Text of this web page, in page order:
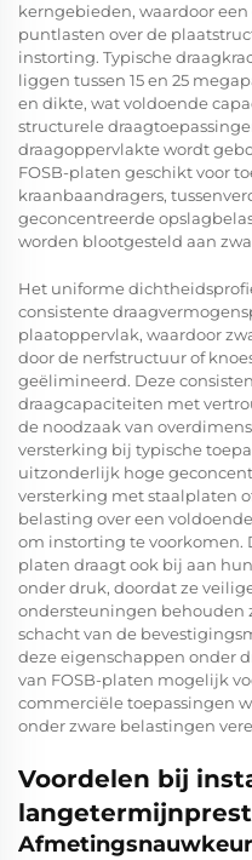
kerngebieden, waardoor
puntlasten over de
instorting. Typische
liggen tussen 15 en 25
en dikte, wat voldoende
structurele
draagoppervlakte wordt
FOSB-platen geschikt voor
kraanbaandragers,
geconcentreerde
worden blootgesteld aan
Het uniforme
consistente
plaatoppervlak, waardoor
door de nerfstructuur of
geëlimineerd. Deze
draagcapaciteiten met
de noodzaak van
versterking bij typische
uitzonderlijk hoge
versterking met staalplaten
belasting over een
om instorting te voorkomen.
platen draagt ook bij aan
onder druk, doordat ze
ondersteuningen behouden
schacht van de
deze eigenschappen onder
van FOSB-platen mogelijk
commerciële toepassingen
onder zware belastingen
Voordelen bij